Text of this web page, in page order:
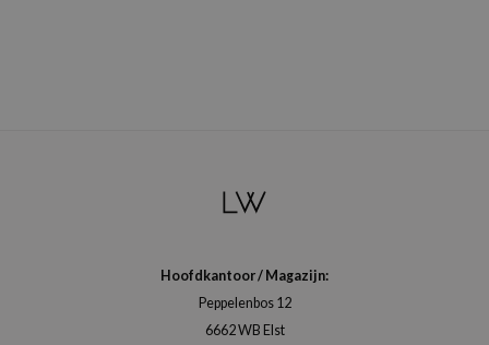
Hoofdkantoor / Magazijn:
Peppelenbos 12
6662 WB Elst